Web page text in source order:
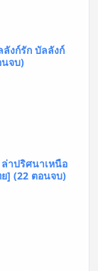
งก์รัก บัลลังก์
นจบ)
าปริศนาเหนือ
] (22 ตอนจบ)